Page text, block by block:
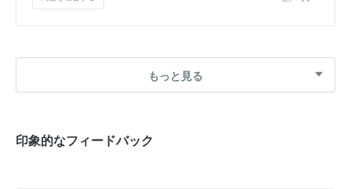
もっと見る
印象的なフィードバック